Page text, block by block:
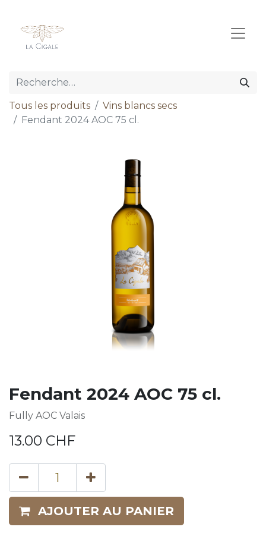
Tous les produits
Vins blancs secs
Fendant 2024 AOC 75 cl.
Fendant 2024 AOC 75 cl.
Fully AOC Valais
13.00 CHF
AJOUTER AU PANIER